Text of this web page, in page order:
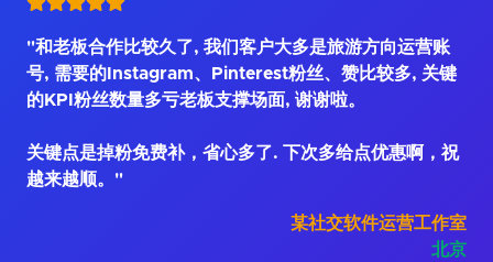
"和老板合作比较久了, 我们客户大多是旅游方向运营账
号, 需要的Instagram、Pinterest粉丝、赞比较多, 关键
的KPI粉丝数量多亏老板支撑场面, 谢谢啦。
关键点是掉粉免费补，省心多了. 下次多给点优惠啊，祝
越来越顺。"
某社交软件运营工作室
北京